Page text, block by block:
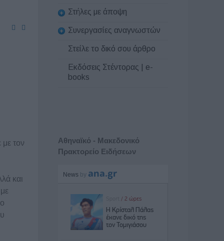
με τον
και
Στήλες με άποψη
Συνεργασίες αναγνωστών
Στείλε το δικό σου άρθρο
Εκδόσεις Στέντορας | e-
books
Αθηναϊκό - Μακεδονικό
Πρακτορείο Ειδήσεων